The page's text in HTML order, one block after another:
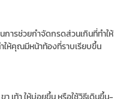
การช่วยกำจัดกรดส่วนเกินที่ทำให้
ให้คุณมีหน้าท้องที่ราบเรียบขึ้น